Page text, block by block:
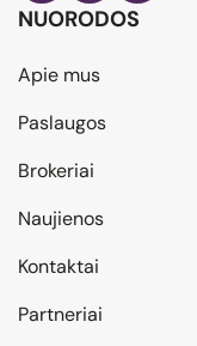
NUORODOS
Apie mus
Paslaugos
Brokeriai
Naujienos
Kontaktai
Partneriai